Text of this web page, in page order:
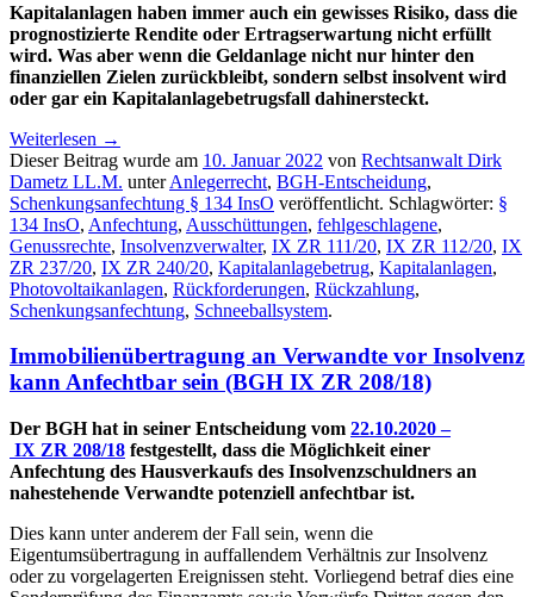
Kapitalanlagen haben immer auch ein gewisses Risiko, dass die
prognostizierte Rendite oder Ertragserwartung nicht erfüllt
wird. Was aber wenn die Geldanlage nicht nur hinter den
finanziellen Zielen zurückbleibt, sondern selbst insolvent wird
oder gar ein Kapitalanlagebetrugsfall dahinersteckt.
Weiterlesen →
Dieser Beitrag wurde am 10. Januar 2022 von Rechtsanwalt Dirk
Dametz LL.M. unterAnlegerrecht, BGH-Entscheidung,
Schenkungsanfechtung § 134 InsO veröffentlicht. Schlagwörter: §
134 InsO, Anfechtung, Ausschüttungen, fehlgeschlagene,
Genussrechte, Insolvenzverwalter, IX ZR 111/20, IX ZR 112/20, IX
ZR 237/20, IX ZR 240/20, Kapitalanlagebetrug, Kapitalanlagen,
Photovoltaikanlagen, Rückforderungen, Rückzahlung,
Schenkungsanfechtung, Schneeballsystem.
Immobilienübertragung an Verwandte vor Insolvenz
kann Anfechtbar sein (BGH IX ZR 208/18)
Der BGH hat in seiner Entscheidung vom 22.10.2020 –
IX ZR 208/18 festgestellt, dass die Möglichkeit einer
Anfechtung des Hausverkaufs des Insolvenzschuldners an
nahestehende Verwandte potenziell anfechtbar ist.
Dies kann unter anderem der Fall sein, wenn die
Eigentumsübertragung in auffallendem Verhältnis zur Insolvenz
oder zu vorgelagerten Ereignissen steht. Vorliegend betraf dies eine